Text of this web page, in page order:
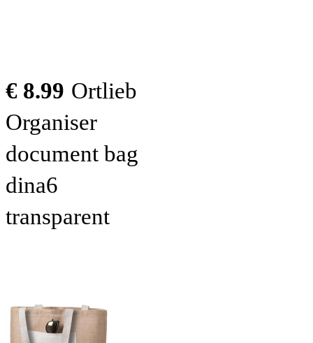
€ 8.99 Ortlieb
Organiser
document bag
dina6
transparent